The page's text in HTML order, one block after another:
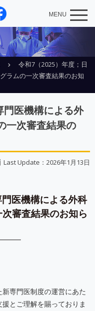
MENU
令和7（2025）年度；日
ラムの一次審査結果のお知
医機構による外
一次審査結果の
Last Update：2026年1月13日
医機構による外科
審査結果のお知ら
専門医制度の運営にあた
とご理解を賜っておりま